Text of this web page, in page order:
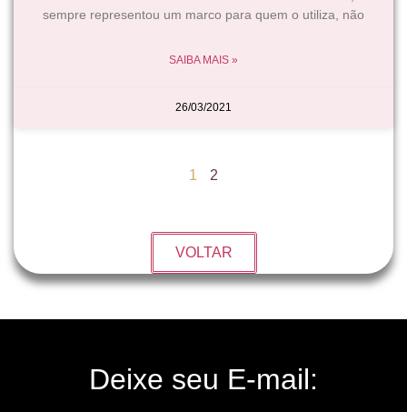
sempre representou um marco para quem o utiliza, não
SAIBA MAIS »
26/03/2021
1 2
VOLTAR
Deixe seu E-mail: